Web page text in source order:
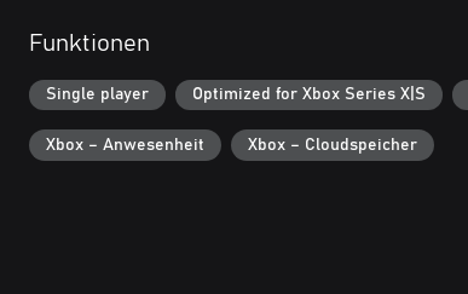
Funktionen
Single player Optimized for Xbox Series X|S
Xbox – Anwesenheit Xbox – Cloudspeicher